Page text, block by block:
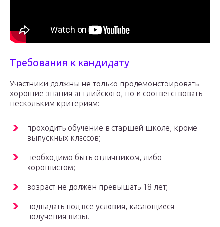
Требования к кандидату
Участники должны не только продемонстрировать
хорошие знания английского, но и соответствовать
нескольким критериям:
проходить обучение в старшей школе, кроме
выпускных классов;
необходимо быть отличником, либо
хорошистом;
возраст не должен превышать 18 лет;
подпадать под все условия, касающиеся
получения визы.